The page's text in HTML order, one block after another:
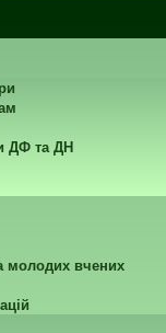
ДФ та ДН
молодих вчених